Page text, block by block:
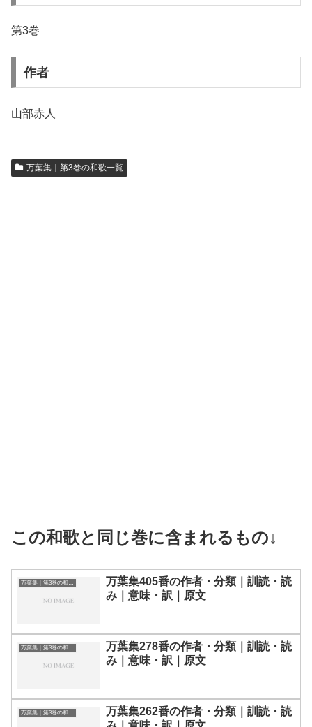
第3巻
作者
山部赤人
万葉集｜第3巻の和歌一覧
この和歌と同じ巻に含まれるもの↓
万葉集405番の作者・分類｜訓読・読
み｜意味・訳｜原文
万葉集｜第3巻の和歌一覧
万葉集278番の作者・分類｜訓読・読
み｜意味・訳｜原文
万葉集｜第3巻の和歌一覧
万葉集262番の作者・分類｜訓読・読